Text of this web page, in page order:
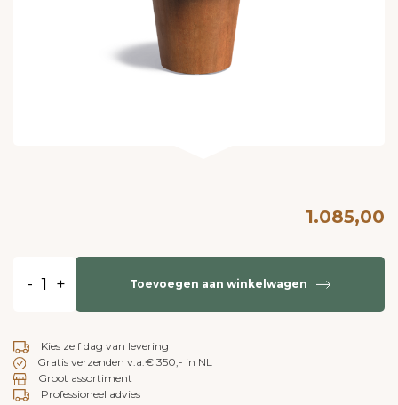
1.085,00
- + Toevoegen aan winkelwagen
Kies zelf dag van levering
Gratis verzenden v.a.€ 350,- in NL
Groot assortiment
Professioneel advies